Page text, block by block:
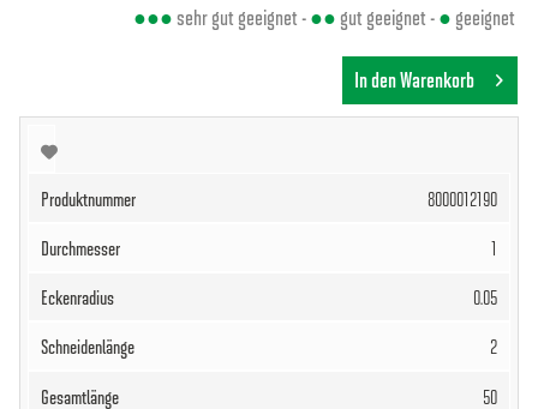
●●●sehr gut geeignet -●● gut geeignet -● geeignet
In den Warenkorb
8000012190
1
0.05
2
50